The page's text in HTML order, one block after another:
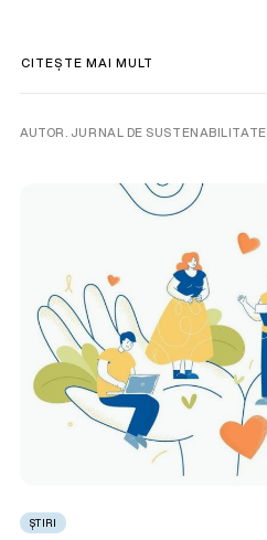
CITEȘTE MAI MULT
AUTOR. JURNAL DE SUSTENABILITATE
ȘTIRI